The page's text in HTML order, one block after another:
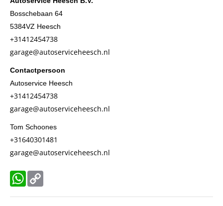
Gewicht (leeg)
Conditie algemeen
Aandrijving
Cabinesoort
Constructiedatum
BTW verrekenbaar
Bosschebaan 64
5384VZ Heesch
+31412454738
garage@autoserviceheesch.nl
Contactpersoon
Autoservice Heesch
+31412454738
garage@autoserviceheesch.nl
Tom Schoones
+31640301481
garage@autoserviceheesch.nl
WhatsApp